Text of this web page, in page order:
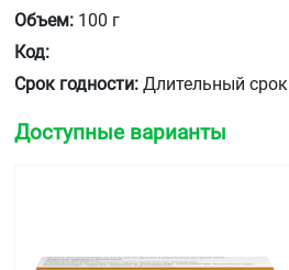
Объем: 100 г
Код:
Срок годности: Длительный срок
Доступные варианты